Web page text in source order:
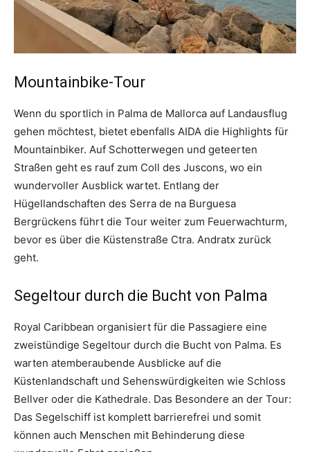
Mountainbike-Tour
Wenn du sportlich in Palma de Mallorca auf Landausflug
gehen möchtest, bietet ebenfalls AIDA die Highlights für
Mountainbiker. Auf Schotterwegen und geteerten
Straßen geht es rauf zum Coll des Juscons, wo ein
wundervoller Ausblick wartet. Entlang der
Hügellandschaften des Serra de na Burguesa
Bergrückens führt die Tour weiter zum Feuerwachturm,
bevor es über die Küstenstraße Ctra. Andratx zurück
geht.
Segeltour durch die Bucht von Palma
Royal Caribbean organisiert für die Passagiere eine
zweistündige Segeltour durch die Bucht von Palma. Es
warten atemberaubende Ausblicke auf die
Küstenlandschaft und Sehenswürdigkeiten wie Schloss
Bellver oder die Kathedrale. Das Besondere an der Tour:
Das Segelschiff ist komplett barrierefrei und somit
können auch Menschen mit Behinderung diese